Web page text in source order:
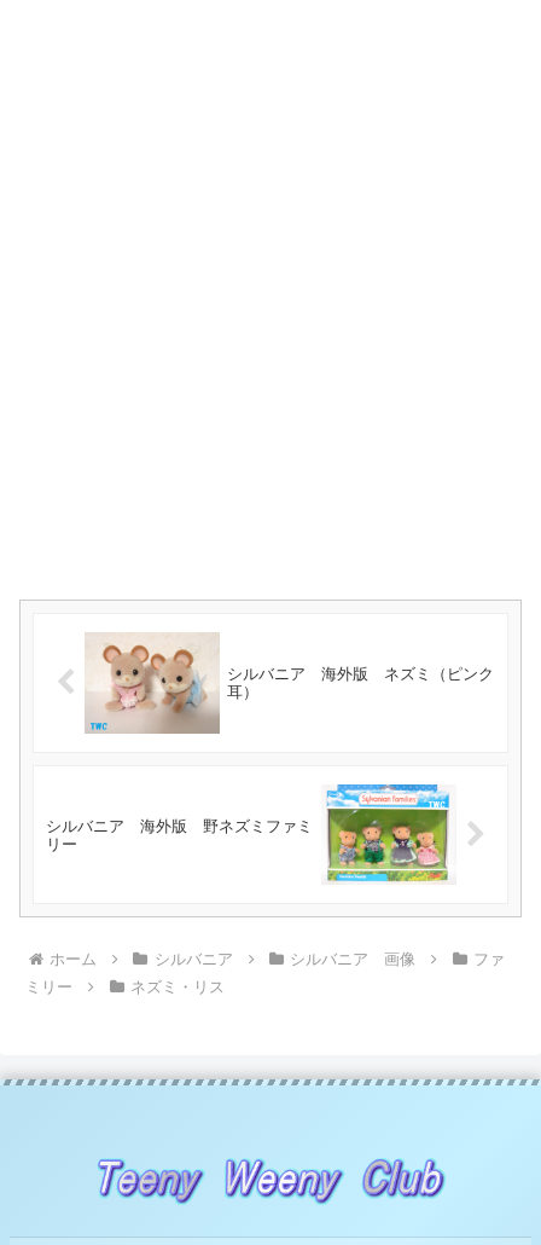
シルバニア 海外版 ネズミ（ピンク
耳）
シルバニア 海外版 野ネズミファミ
リー
ホーム シルバニア シルバニア 画像
ファ
ミリー
ネズミ・リス